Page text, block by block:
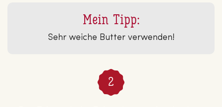
Mein Tipp:
Sehr weiche Butter verwenden!